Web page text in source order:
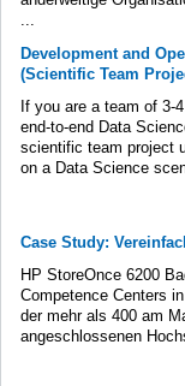
Development and
(Scientific Team
If you are a team of 3-
end-to-end Data
scientific team project
on a Data Science
Case Study:
HP StoreOnce 6200
Competence Centers
der mehr als 400 am
angeschlossenen